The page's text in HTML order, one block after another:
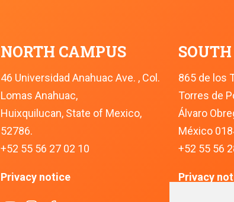
NORTH CAMPUS
46 Universidad Anahuac Ave. , Col.
Lomas Anahuac,
Huixquilucan, State of Mexico,
52786.
+52 55 56 27 02 10
Privacy notice
865 de los
Torres de
Álvaro
México
+52 55 56
Privacy